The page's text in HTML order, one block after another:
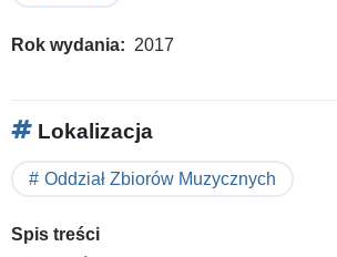
Rok wydania 2017
Lokalizacja
Oddział Zbiorów Muzycznych
Spis treści